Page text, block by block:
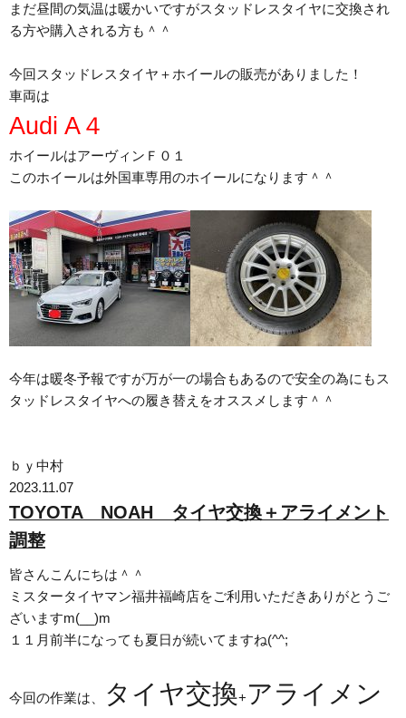
まだ昼間の気温は暖かいですがスタッドレスタイヤに交換され
る方や購入される方も＾＾
今回スタッドレスタイヤ＋ホイールの販売がありました！
車両は
Audi A４
ホイールはアーヴィンＦ０１
このホイールは外国車専用のホイールになります＾＾
今年は暖冬予報ですが万が一の場合もあるので安全の為にもス
タッドレスタイヤへの履き替えをオススメします＾＾
ｂｙ中村
2023.11.07
TOYOTA NOAH タイヤ交換＋アライメント
調整
皆さんこんにちは＾＾
ミスタータイヤマン福井福崎店をご利用いただきありがとうご
ざいますm(__)m
１１月前半になっても夏日が続いてますね(^^;
今回の作業は、 タイヤ交換+ アライメン